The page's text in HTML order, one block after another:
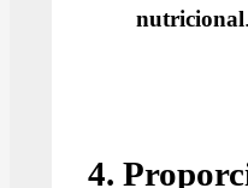
nutricional.
4.